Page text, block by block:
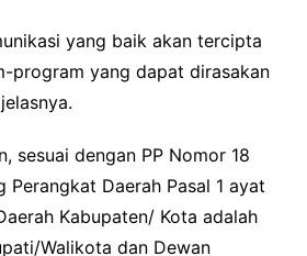
yang baik akan tercipta
program yang dapat dirasakan
sesuai dengan PP Nomor 18
Perangkat Daerah Pasal 1 ayat
Kabupaten/ Kota adalah
Walikota dan Dewan